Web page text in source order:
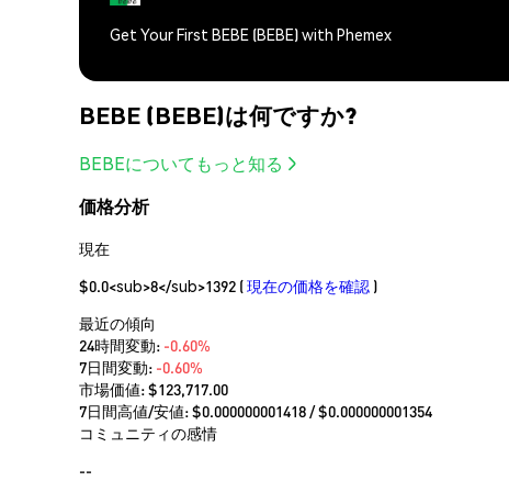
Get Your First BEBE (BEBE) with Phemex
BEBE (BEBE)は何ですか?
BEBEについてもっと知る
価格分析
現在
$0.0<sub>8</sub>1392 (現在の価格を確認 )
最近の傾向
24時間変動: -0.60%
7日間変動: -0.60%
市場価値:$123,717.00
7日間高値/安値: $0.000000001418 / $0.000000001354
コミュニティの感情
--